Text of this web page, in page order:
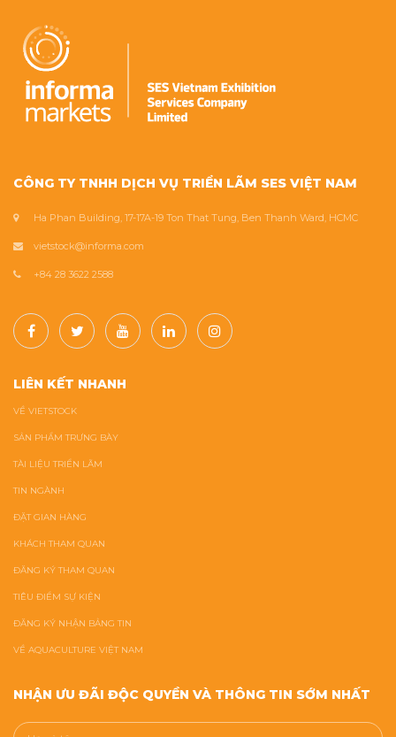
CÔNG TY TNHH DỊCH VỤ TRIỂN LÃM SES VIỆT NAM
Ha Phan Building, 17-17A-19 Ton That Tung, Ben Thanh Ward, HCMC
vietstock@informa.com
+84 28 3622 2588
LIÊN KẾT NHANH
VỀ VIETSTOCK
SẢN PHẨM TRƯNG BÀY
TÀI LIỆU TRIỂN LÃM
TIN NGÀNH
ĐẶT GIAN HÀNG
KHÁCH THAM QUAN
ĐĂNG KÝ THAM QUAN
TIÊU ĐIỂM SỰ KIỆN
ĐĂNG KÝ NHẬN BẢNG TIN
VỀ AQUACULTURE VIỆT NAM
NHẬN ƯU ĐÃI ĐỘC QUYỀN VÀ THÔNG TIN SỚM NHẤT